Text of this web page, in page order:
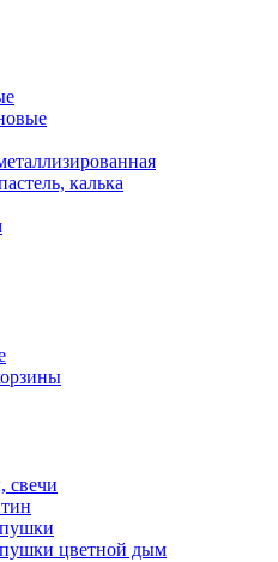
калька
свечи
цветной дым